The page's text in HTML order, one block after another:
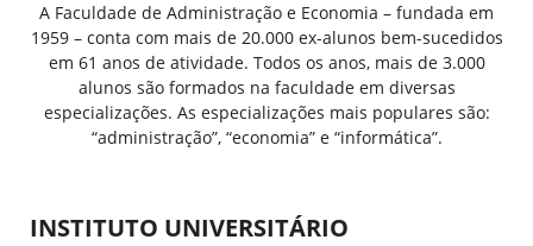
A Faculdade de Administração e Economia – fundada em
1959 – conta com mais de 20.000 ex-alunos bem-sucedidos
em 61 anos de atividade. Todos os anos, mais de 3.000
alunos são formados na faculdade em diversas
especializações. As especializações mais populares são:
“administração”, “economia” e “informática”.
INSTITUTO UNIVERSITÁRIO